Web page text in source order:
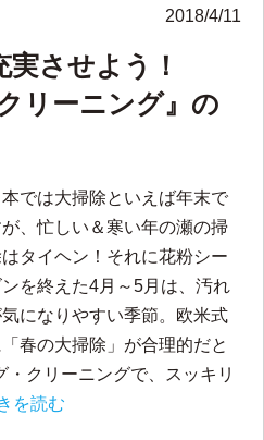
2018/4/11
させよう！
リーニング』の
本では大掃除といえば年末で
、忙しい＆寒い年の瀬の掃
はタイヘン！それに花粉シー
ンを終えた4月～5月は、汚れ
気になりやすい季節。欧米式
春の大掃除」が合理的だと
クリーニングで、スッキリ
を読む